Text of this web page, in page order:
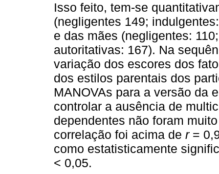
Isso feito, tem-se
(negligentes 149;
e das mães (negligentes:
autoritativas: 167). Na
variação dos escores dos
dos estilos parentais dos
MANOVAs para a versão da
controlar a ausência de
dependentes não foram
correlação foi acima de r=
como estatisticamente
< 0,05.